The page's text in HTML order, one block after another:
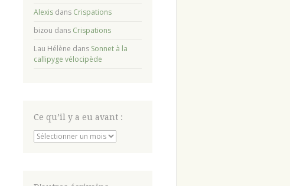
Alexisdans Crispations
bizou dans Crispations
Lau Hélène dans Sonnet à la
callipyge vélocipède
Ce qu’il y a eu avant :
Ce
qu’il